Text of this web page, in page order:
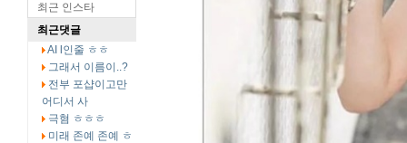
최근 인스타
최근댓글
AI l인줄 ㅎㅎ
그래서 이름이..?
전부 포샵이고만
어디서 사
극혐 ㅎㅎㅎ
미래 존예 존예 ㅎ